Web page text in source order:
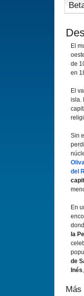
El
de
en
El
isla.
Sin
del
En
la
de
Inés
Más